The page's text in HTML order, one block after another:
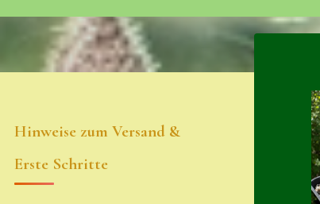
Hinweise zum Versand &
Erste Schritte